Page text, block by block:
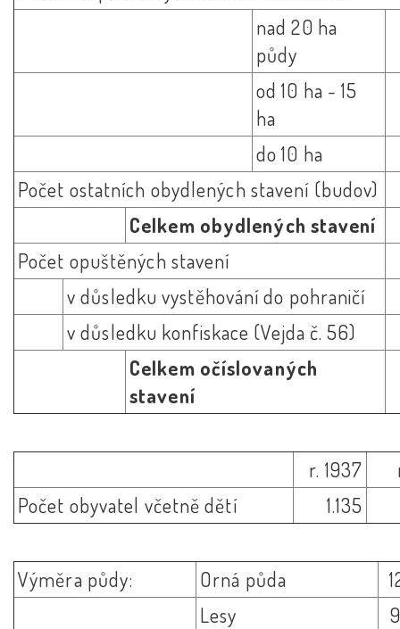
nad 20 ha
půdy
od 10 ha - 15
ha
do 10 ha
Počet ostatních obydlených stavení (budov)
Celkem obydlených stavení
Počet opuštěných stavení
v důsledku vystěhování do pohraničí
v důsledku konfiskace (Vejda č. 56)
Celkem očíslovaných
stavení
r. 1937
Počet obyvatel včetně dětí
1.135
Výměra půdy: Orná půda
Lesy